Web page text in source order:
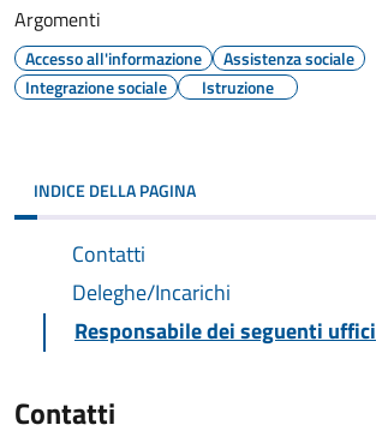
Argomenti
Accesso all'informazione
Assistenza sociale
Integrazione sociale
Istruzione
INDICE DELLA PAGINA
Contatti
Deleghe/Incarichi
Responsabile dei seguenti uffici
Contatti